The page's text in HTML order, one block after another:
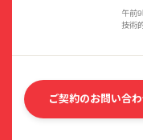
午前
技術
ご契約のお問い合